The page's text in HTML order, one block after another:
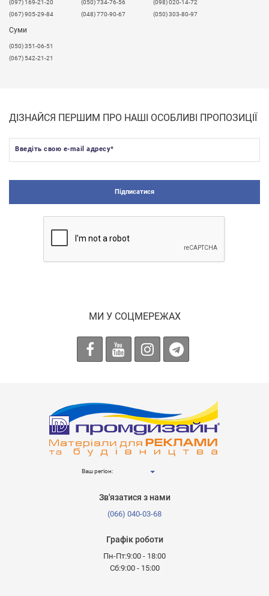
​(097) 169-21-20
(067) 905-29-84
(050) 734-76-56
(048) 770-90-67
(098) 020-14-72
(050) 303-80-97
Суми
(050) 351-06-51
(067) 542-21-21
ДІЗНАЙСЯ ПЕРШИМ ПРО НАШІ ОСОБЛИВІ ПРОПОЗИЦІЇ
Введіть свою e-mail адресу*
Підписатися
МИ У СОЦМЕРЕЖАХ
Ваш регіон:
Зв'язатися з нами
(066) 040-03-68
Графік роботи
Пн-Пт:9:00 - 18:00
Сб:9:00 - 15:00